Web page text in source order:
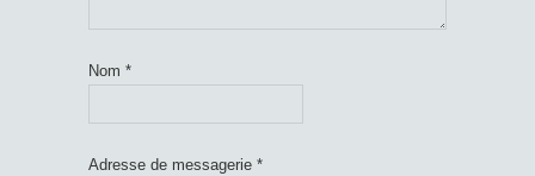
Nom *
Adresse de messagerie *